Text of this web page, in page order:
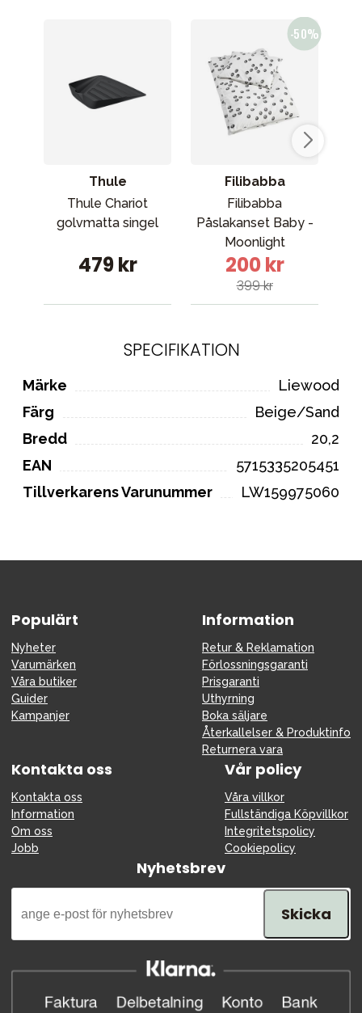
Thule
Thule Chariot
golvmatta singel
479 kr
Filibabba
Filibabba
Påslakanset Baby -
Moonlight
200 kr
399 kr
SPECIFIKATION
Märke
Liewood
Färg
Beige/Sand
Bredd
20,2
EAN
5715335205451
Tillverkarens Varunummer
LW159975060
Populärt
Nyheter
Varumärken
Våra butiker
Guider
Kampanjer
Information
Retur & Reklamation
Förlossningsgaranti
Prisgaranti
Uthyrning
Boka säljare
Återkallelser & Produktinfo
Returnera vara
Kontakta oss
Kontakta oss
Information
Om oss
Jobb
Vår policy
Våra villkor
Fullständiga Köpvillkor
Integritetspolicy
Cookiepolicy
Nyhetsbrev
Skicka